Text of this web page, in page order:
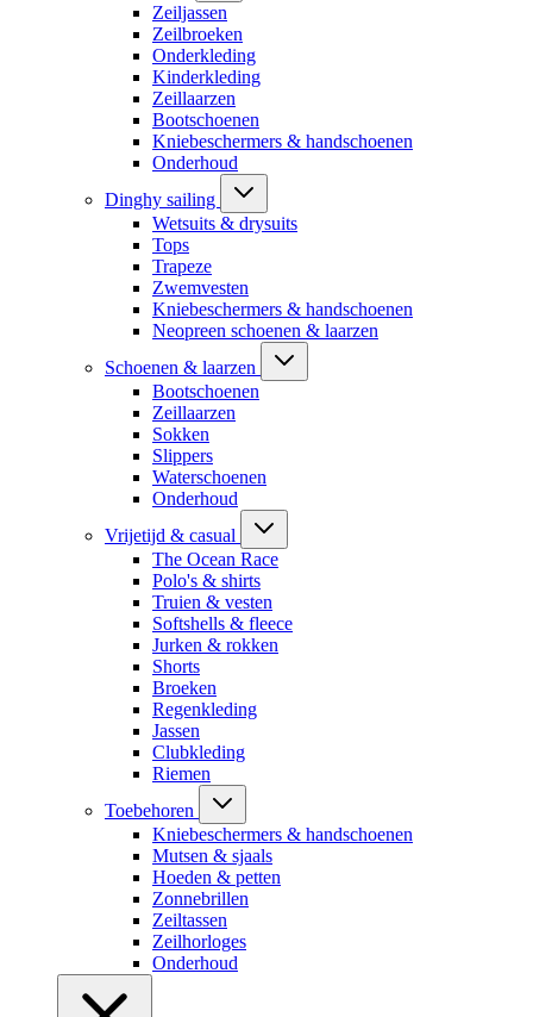
Zeiljassen
Zeilbroeken
Onderkleding
Kinderkleding
Zeillaarzen
Bootschoenen
Kniebeschermers & handschoenen
Onderhoud
Dinghy sailing
Wetsuits & drysuits
Tops
Trapeze
Zwemvesten
Kniebeschermers & handschoenen
Neopreen schoenen & laarzen
Schoenen & laarzen
Bootschoenen
Zeillaarzen
Sokken
Slippers
Waterschoenen
Onderhoud
Vrijetijd & casual
The Ocean Race
Polo's & shirts
Truien & vesten
Softshells & fleece
Jurken & rokken
Shorts
Broeken
Regenkleding
Jassen
Clubkleding
Riemen
Toebehoren
Kniebeschermers & handschoenen
Mutsen & sjaals
Hoeden & petten
Zonnebrillen
Zeiltassen
Zeilhorloges
Onderhoud